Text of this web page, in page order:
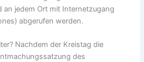
an jedem Ort mit Internetzugang
abgerufen werden.
Nachdem der Kreistag die
des